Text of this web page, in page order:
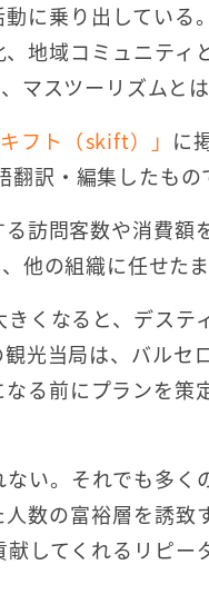
に乗り出している
地域コミュニティ
マスツーリズムとは
キフト（skift）」 に
訳・編集したもの
訪問客数や消費額
他の組織に任せたま
くなると、デステ
光当局は、バルセ
る前にプランを策
い。それでも多く
数の富裕層を誘致
してくれるリピー